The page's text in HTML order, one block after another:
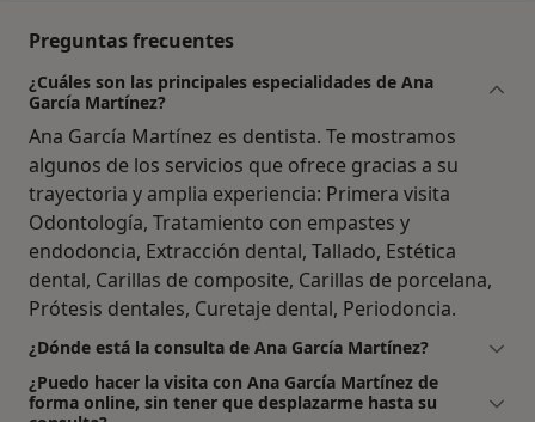
Preguntas frecuentes
¿Cuáles son las principales especialidades de Ana
García Martínez?
Ana García Martínez es dentista. Te mostramos
algunos de los servicios que ofrece gracias a su
trayectoria y amplia experiencia: Primera visita
Odontología, Tratamiento con empastes y
endodoncia, Extracción dental, Tallado, Estética
dental, Carillas de composite, Carillas de porcelana,
Prótesis dentales, Curetaje dental, Periodoncia.
¿Dónde está la consulta de Ana García Martínez?
¿Puedo hacer la visita con Ana García Martínez de
forma online, sin tener que desplazarme hasta su